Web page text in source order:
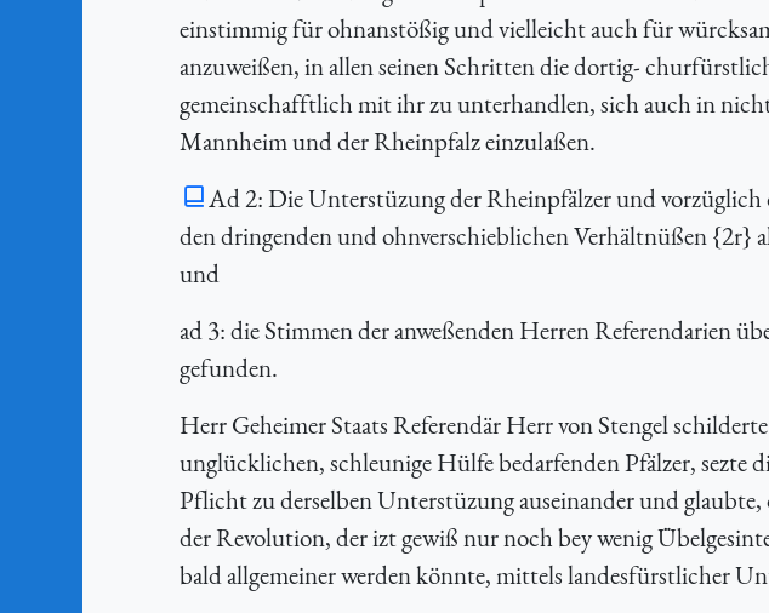
einstimmig für ohnanstößig und vielleicht auch für
anzuweißen, in allen seinen Schritten die dortig-
gemeinschafftlich mit ihr zu unterhandlen, sich auch in
Mannheim und der Rheinpfalz einzulaßen.
Ad 2: Die Unterstüzung der Rheinpfälzer und
den dringenden und ohnverschieblichen Verhältnüßen {2r}
und
ad 3: die Stimmen der anweßenden Herren Referendarien
gefunden.
Herr Geheimer Staats Referendär Herr von Stengel
unglücklichen, schleunige Hülfe bedarfenden Pfälzer,
Pflicht zu derselben Unterstüzung auseinander und
der Revolution, der izt gewiß nur noch bey wenig
bald allgemeiner werden könnte, mittels landesfürstlicher